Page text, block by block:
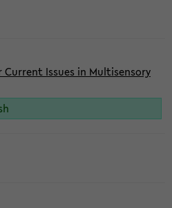
Issues in Multisensory